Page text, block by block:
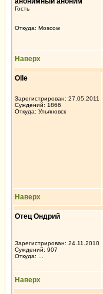
Гость
Откуда: Moscow
Наверх
Olle
Зарегистрирован: 27.05.2011
Суждений: 1866
Откуда: Ульяновск
Наверх
Отец Ондрий
Зарегистрирован: 24.11.2010
Суждений: 907
Откуда: ...
Наверх